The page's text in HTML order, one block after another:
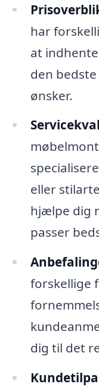
har
at
den
ønsker.
eller
hjælpe dig
passer
forskellige
dig til det